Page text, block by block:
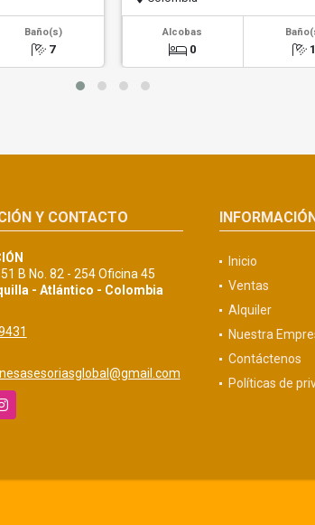
Baño(s)
7
Alcobas
0 1
Y CONTACTO
B No. 82 - 254 Oficina 45
- Atlántico - Colombia
Inicio
Ventas
Alquiler
Nuestra
Contáctenos
Políticas de